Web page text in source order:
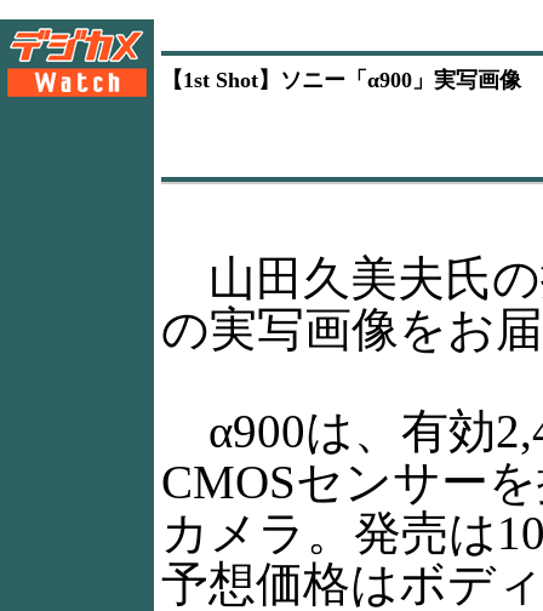
【1st Shot】ソニー「α900」実写画像
山田久美夫氏
の実写画像をお
α900は、有効
CMOSセンサー
カメラ。発売は
予想価格はボデ